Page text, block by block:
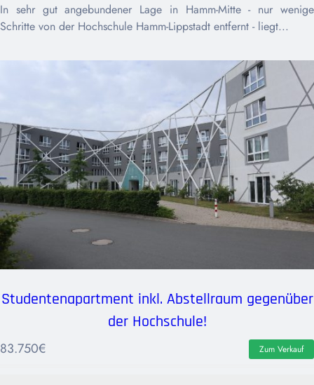
In sehr gut angebundener Lage in Hamm-Mitte - nur wenige
Schritte von der Hochschule Hamm-Lippstadt entfernt - liegt...
Studentenapartment inkl. Abstellraum gegenüber
der Hochschule!
83.750€ Zum Verkauf